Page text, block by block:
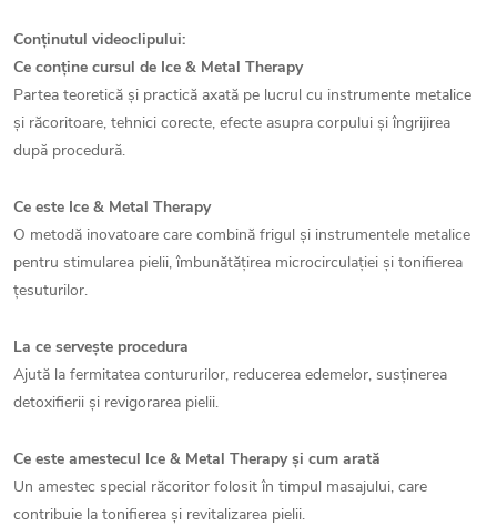
Conținutul videoclipului:
Ce conține cursul de Ice & Metal Therapy
Partea teoretică și practică axată pe lucrul cu instrumente metalice
și răcoritoare, tehnici corecte, efecte asupra corpului și îngrijirea
după procedură.
Ce este Ice & Metal Therapy
O metodă inovatoare care combină frigul și instrumentele metalice
pentru stimularea pielii, îmbunătățirea microcirculației și tonifierea
țesuturilor.
La ce servește procedura
Ajută la fermitatea contururilor, reducerea edemelor, susținerea
detoxifierii și revigorarea pielii.
Ce este amestecul Ice & Metal Therapy și cum arată
Un amestec special răcoritor folosit în timpul masajului, care
contribuie la tonifierea și revitalizarea pielii.